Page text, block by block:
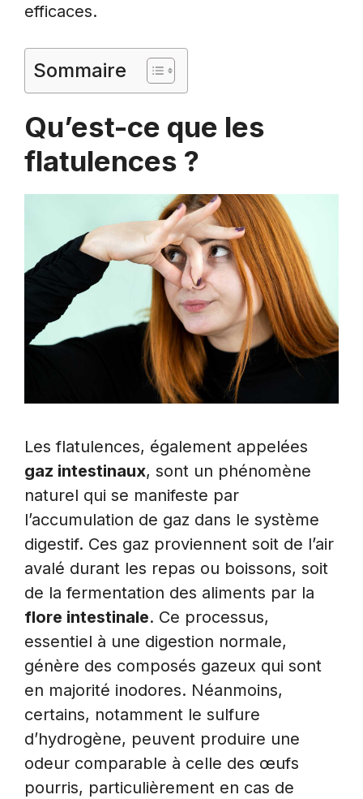
efficaces.
Sommaire
Qu’est-ce que les
flatulences ?
Les flatulences, également appelées
gaz intestinaux, sont un phénomène
naturel qui se manifeste par
l’accumulation de gaz dans le système
digestif. Ces gaz proviennent soit de l’air
avalé durant les repas ou boissons, soit
de la fermentation des aliments par la
flore intestinale. Ce processus,
essentiel à une digestion normale,
génère des composés gazeux qui sont
en majorité inodores. Néanmoins,
certains, notamment le sulfure
d’hydrogène, peuvent produire une
odeur comparable à celle des œufs
pourris, particulièrement en cas de